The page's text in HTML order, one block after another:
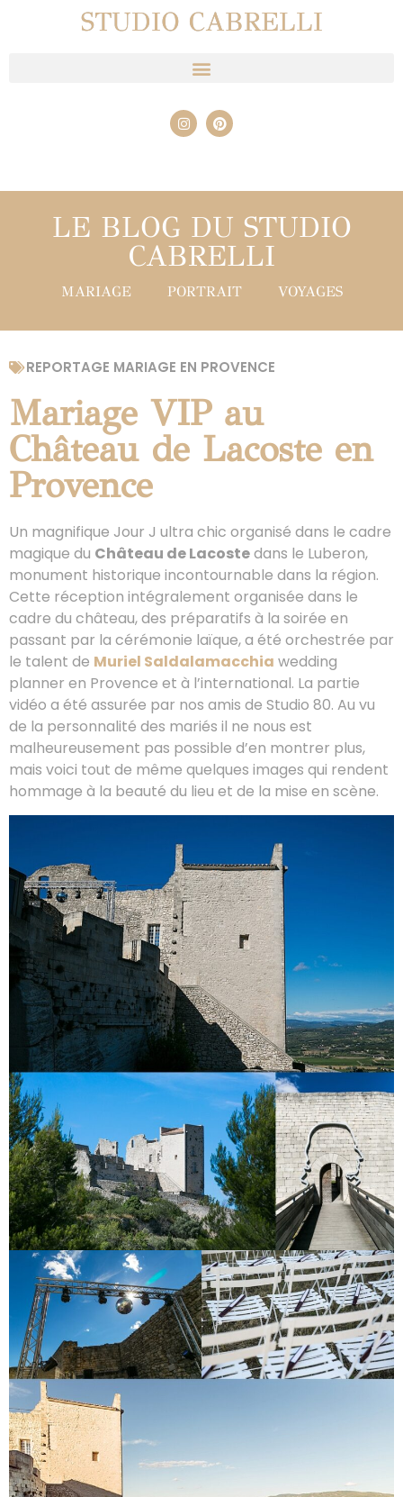
STUDIO CABRELLI
LE BLOG DU STUDIO
CABRELLI
MARIAGE PORTRAIT VOYAGES
REPORTAGE MARIAGE EN PROVENCE
Mariage VIP au
Château de Lacoste en
Provence
Un magnifique Jour J ultra chic organisé dans le cadre
magique du Château de Lacostedans le Luberon,
monument historique incontournable dans la région.
Cette réception intégralement organisée dans le
cadre du château, des préparatifs à la soirée en
passant par la cérémonie laïque, a été orchestrée par
le talent de Muriel Saldalamacchia wedding
planner en Provence et à l’international. La partie
vidéo a été assurée par nos amis de Studio 80. Au vu
de la personnalité des mariés il ne nous est
malheureusement pas possible d’en montrer plus,
mais voici tout de même quelques images qui rendent
hommage à la beauté du lieu et de la mise en scène.